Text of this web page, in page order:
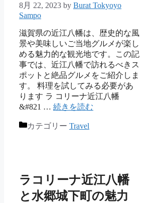
8月 22, 2023 by Burat Tokyoyo
Sampo
滋賀県の近江八幡は、歴史的な風
景や美味しいご当地グルメが楽し
める魅力的な観光地です。この記
事では、近江八幡で訪れるべきス
ポットと絶品グルメをご紹介しま
す。 料理を試してみる必要があ
ります ラ コリーナ近江八幡
&#821 … 続きを読む
カテゴリー Travel
ラコリーナ近江八幡
と水郷城下町の魅力